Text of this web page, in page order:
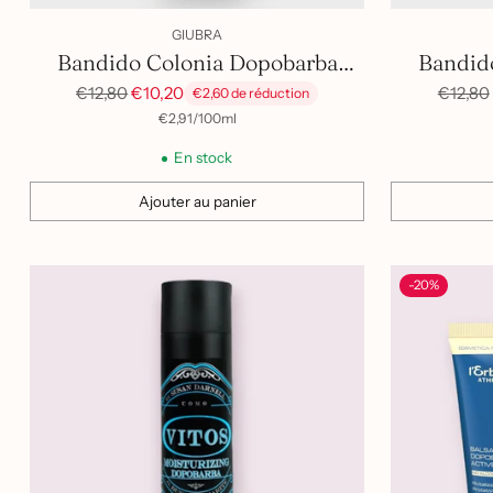
GIUBRA
Bandido Colonia Dopobarba
LEMON 350 ml
Prix
€12,80€10,20 €2,60 de réduction
Prix
€2,91/
par 100ml
En stock
Ajouter au panier
Quantité
Prix
€12,80
Quantité
-20%